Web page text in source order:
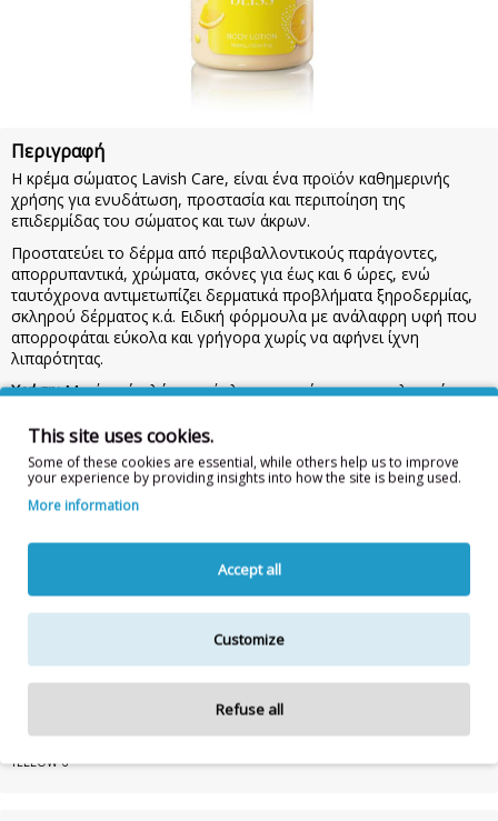
Περιγραφή
Η κρέμα σώματος Lavish Care, είναι ένα προϊόν καθημερινής
χρήσης για ενυδάτωση, προστασία και περιποίηση της
επιδερμίδας του σώματος και των άκρων.
Προστατεύει το δέρμα από περιβαλλοντικούς παράγοντες,
απορρυπαντικά, χρώματα, σκόνες για έως και 6 ώρες, ενώ
ταυτόχρονα αντιμετωπίζει δερματικά προβλήματα ξηροδερμίας,
σκληρού δέρματος κ.ά. Ειδική φόρμουλα με ανάλαφρη υφή που
απορροφάται εύκολα και γρήγορα χωρίς να αφήνει ίχνη
λιπαρότητας.
Χρήση:Μετά από πλύσιμο, άπλωσε ομοιόμορφα με ελαφρύ
μακριά από παιδιά. Σε περίπτωση επαφής με τα μάτια, ξεπλύνετε
με άφθονο νερό. Για εξωτερική χρήση.
Ingredients: AQUA, GLYCERIN, PROPYLENE GLYCOL, CETEARYL ALCOHOL,
GLYCERYL STEARATE, PEG–100 STEARATE, ETHYLHEXYL PALMITATE,
PARFUM, ALOE BARBADENSIS LEAF JUICE POWDER, PANTHENOL,
PHENOXYETHANOL, PEG-7 GLYCERYL COCOATE, CETYL ALCOHOL, ETHYLHEXYL
METHOXYCINNAMATE, ACRYLATES/C10-30 ALKYL ACRYLATE CROSSPOLYMER,
HYDROGENATED OLIVEOIL UNSAPONIFIABLES , POLYPHOSPHORYLCHOLINE
GLYCOL ACRYLATE , TERPINEOL, SODIUM HYDROXIDE, TETRAMETHYL
KETONES, AMYL SALICYLATE, PINENE, ANETHOLE, MENTHOL, ETHYLHEXYLGLYCERIN,
ETHYLHEXYL SALICYLATE, BUTYL METHOXYDIBENZOYLMETHANE, LIMONENE,
YELLOW 6
This site uses cookies.
Some of these cookies are essential, while others help us to improve
your experience by providing insights into how the site is being used.
More information
Accept all
Customize
Refuse all